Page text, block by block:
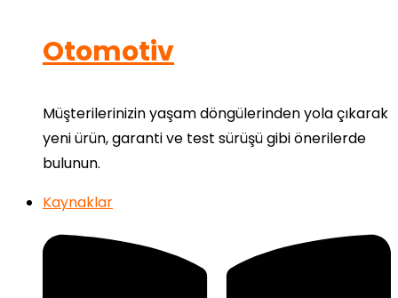
Otomotiv
Müşterilerinizin yaşam döngülerinden yola çıkarak
yeni ürün, garanti ve test sürüşü gibi önerilerde
bulunun.
Kaynaklar